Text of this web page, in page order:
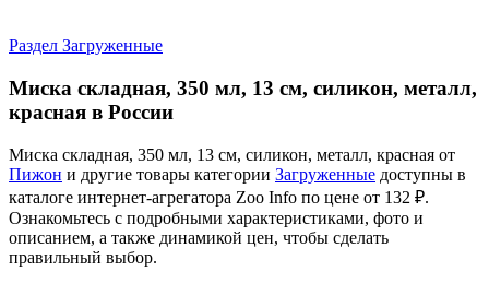
Раздел Загруженные
Миска складная, 350 мл, 13 см, силикон, металл,
красная в России
Миска складная, 350 мл, 13 см, силикон, металл, красная от
Пижон и другие товары категории Загруженные доступны в
каталоге интернет-агрегатора Zoo Info по цене от 132 ₽.
Ознакомьтесь с подробными характеристиками, фото и
описанием, а также динамикой цен, чтобы сделать
правильный выбор.